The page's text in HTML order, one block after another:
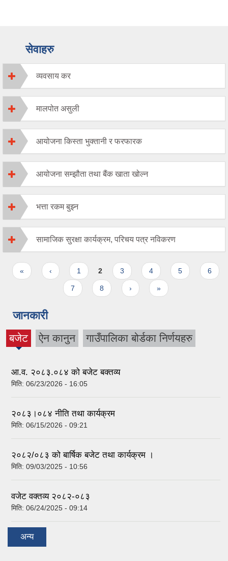
सेवाहरु
व्यवसाय कर
मालपोत असुली
आयोजना किस्ता भुक्तानी र फरफारक
आयोजना सम्झौता तथा बैंक खाता खोल्न
भत्ता रकम बुझ्न
सामाजिक सुरक्षा कार्यक्रम, परिचय पत्र नविकरण
Pages
« ‹ 1 2 3 4 5 6
7 8 › »
जानकारी
बजेट
(active
ऐन कानुन गाउँपालिका बोर्डका निर्णयहरु
आ.व. २०८३.०८४ को बजेट बक्तव्य
मिति: 06/23/2026 - 16:05
२०८३।०८४ नीति तथा कार्यक्रम
मिति: 06/15/2026 - 09:21
२०८२/०८३ को बार्षिक बजेट तथा कार्यक्रम ।
मिति: 09/03/2025 - 10:56
वजेट वक्तव्य २०८२-०८३
मिति: 06/24/2025 - 09:14
अन्य